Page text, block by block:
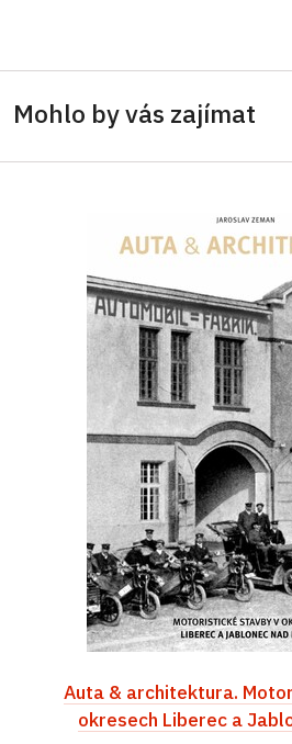
Mohlo by vás zajímat
Auta & architektura.
okresech Liberec a